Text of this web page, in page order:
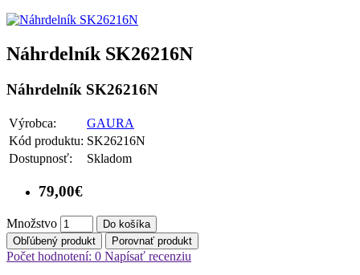
Náhrdelník SK26216N
Náhrdelník SK26216N
Výrobca:
GAURA
Kód produktu: SK26216N
Dostupnosť:
Skladom
79,00€
Množstvo
Do košíka
Obľúbený produkt
Porovnať produkt
Počet hodnotení: 0 Napísať recenziu